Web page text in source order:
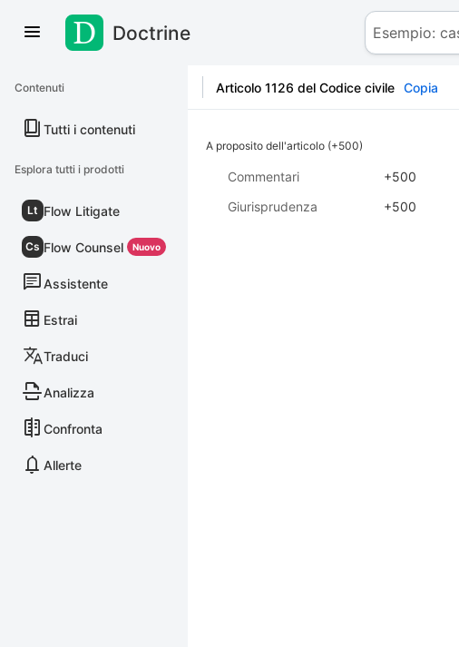
Salta al contenutoDoctrine
Contenuti
Tutti i contenuti
Esplora tutti i prodotti
Lt Flow Litigate
Cs Flow Counsel Nuovo
Assistente
Estrai
Traduci
Analizza
Confronta
Allerte
Articolo 1126 del Codice civile Copia
A proposito dell'articolo (+500)
Commentari
+500
Giurisprudenza
+500